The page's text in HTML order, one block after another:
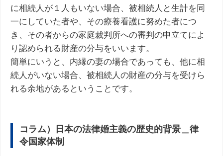
に相続人が１人もいない場合、被相続人と生計を同
一にしていた者や、その療養看護に努めた者につ
き、その者からの家庭裁判所への審判の申立てによ
り認められる財産の分与をいいます。
簡単にいうと、内縁の妻の場合であっても、他に相
続人がいない場合、被相続人の財産の分与を受けら
れる余地があるということです。
コラム）日本の法律婚主義の歴史的背景＿律
令国家体制